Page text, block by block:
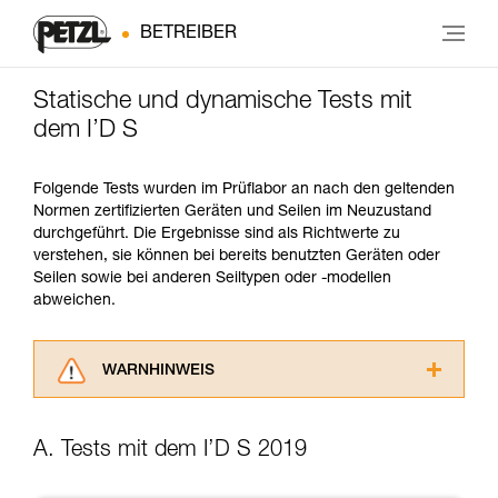
BETREIBER
Statische und dynamische Tests mit
dem I’D S
Folgende Tests wurden im Prüflabor an nach den geltenden
Normen zertifizierten Geräten und Seilen im Neuzustand
durchgeführt. Die Ergebnisse sind als Richtwerte zu
verstehen, sie können bei bereits benutzten Geräten oder
Seilen sowie bei anderen Seiltypen oder -modellen
abweichen.
WARNHINWEIS
aufmerksam durch, bevor Sie diesen zu Rate
A. Tests mit dem I’D S 2019